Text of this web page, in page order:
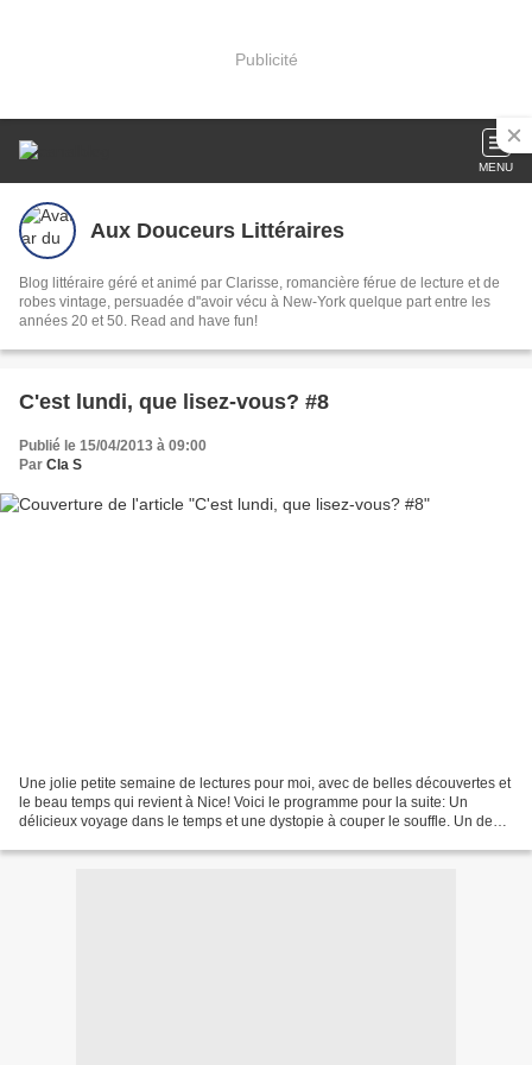
Publicité
MENU
Aux Douceurs Littéraires
Blog littéraire géré et animé par Clarisse, romancière férue de lecture et de
robes vintage, persuadée d''avoir vécu à New-York quelque part entre les
années 20 et 50. Read and have fun!
C'est lundi, que lisez-vous? #8
Publié le 15/04/2013 à 09:00
Par Cla S
Une jolie petite semaine de lectures pour moi, avec de belles découvertes et
le beau temps qui revient à Nice! Voici le programme pour la suite: Un
délicieux voyage dans le temps et une dystopie à couper le souffle. Un de